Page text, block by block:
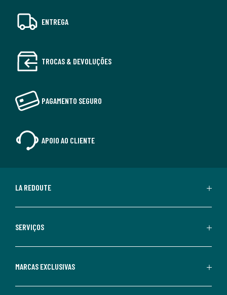
ENTREGA
TROCAS & DEVOLUÇÕES
PAGAMENTO SEGURO
APOIO AO CLIENTE
LA REDOUTE
SERVIÇOS
MARCAS EXCLUSIVAS